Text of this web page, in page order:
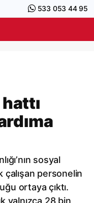
533 053 44 95
sosyal
çalışan personelin
ortaya çıktı.
yalnızca 28 bin